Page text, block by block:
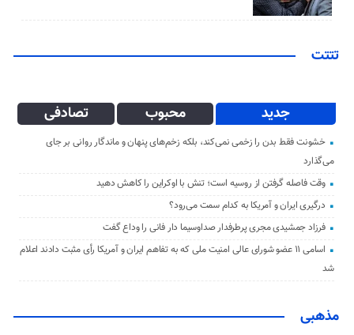
تتتت
جدید محبوب تصادفی
خشونت فقط بدن را زخمی نمی‌کند، بلکه زخم‌های پنهان و ماندگار روانی بر جای
می‌گذارد
وقت فاصله گرفتن از روسیه است؛ تنش با اوکراین را کاهش دهید
درگیری ایران و آمریکا به کدام سمت می‌رود؟
فرزاد جمشیدی مجری پرطرفدار صداوسیما دار فانی را وداع گفت
اسامی ۱۱ عضو شورای عالی امنیت ملی که به تفاهم ایران و آمریکا رأی مثبت دادند اعلام
شد
مذهبی